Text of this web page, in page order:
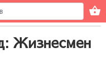
Жизнесмен